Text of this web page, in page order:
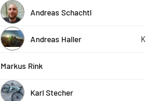
Andreas Schachtl
Andreas Haller
Markus Rink
Karl Stecher